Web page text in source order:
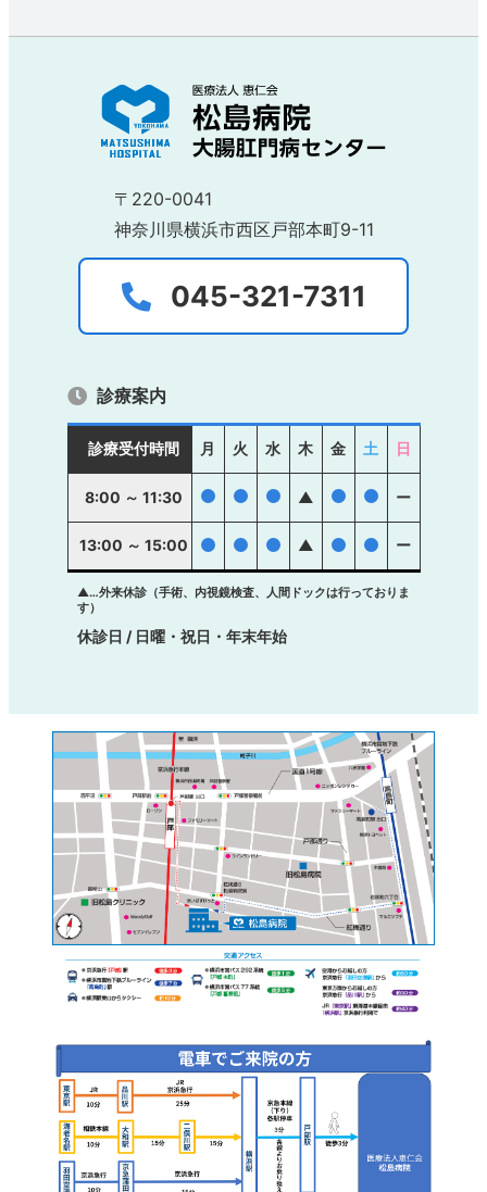
〒220-0041
神奈川県横浜市西区戸部本町9-11
045-321-7311
診療案内
診療受付時間 月 火 水 木 金 土 日
8:00 ～ 11:30 ● ● ● ▲ ● ● ー
13:00 ～ 15:00 ● ● ● ▲ ● ● ー
▲…外来休診（手術、内視鏡検査、人間ドックは行っておりま
す）
休診日 / 日曜・祝日・年末年始